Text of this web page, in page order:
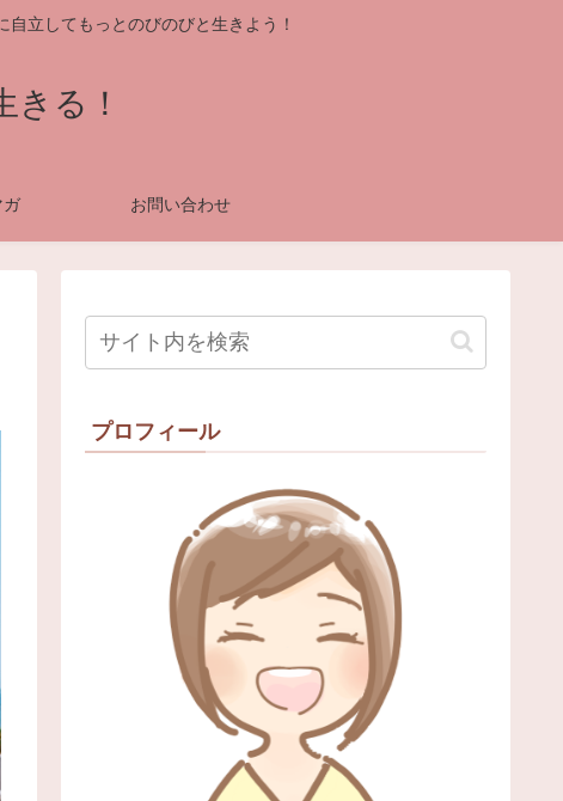
立してもっとのびのびと生きよう！
る！
ガ お問い合わせ
プロフィール